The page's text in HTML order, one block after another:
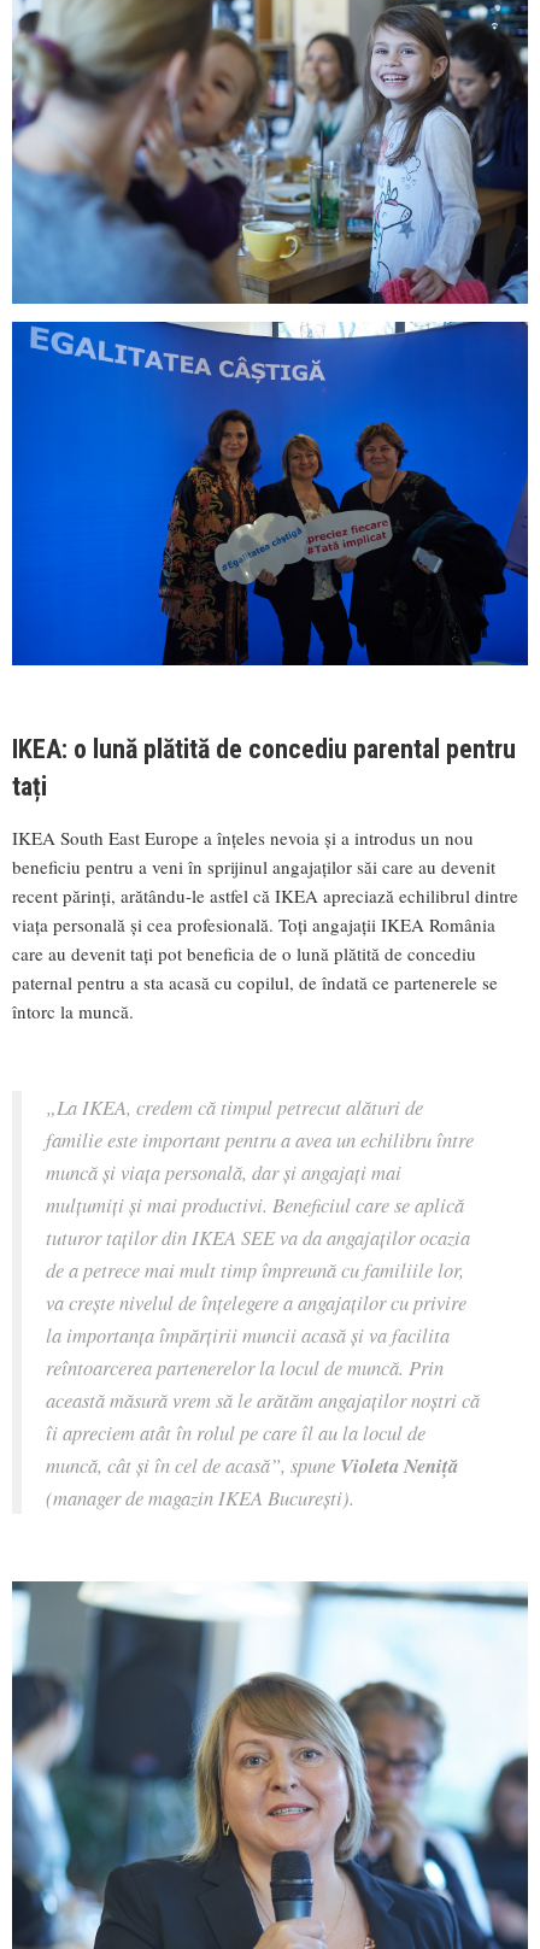
IKEA: o lună plătită de concediu parental pentru
tați
IKEA South East Europe a înțeles nevoia și a introdus un nou
beneficiu pentru a veni în sprijinul angajaților săi care au devenit
recent părinți, arătându-le astfel că IKEA apreciază echilibrul dintre
viața personală și cea profesională. Toți angajații IKEA România
care au devenit tați pot beneficia de o lună plătită de concediu
paternal pentru a sta acasă cu copilul, de îndată ce partenerele se
întorc la muncă.
„La IKEA, credem că timpul petrecut alături de
familie este important pentru a avea un echilibru între
muncă și viața personală, dar și angajați mai
mulțumiți și mai productivi. Beneficiul care se aplică
tuturor taților din IKEA SEE va da angajaților ocazia
de a petrece mai mult timp împreună cu familiile lor,
va crește nivelul de înțelegere a angajaților cu privire
la importanța împărțirii muncii acasă și va facilita
reîntoarcerea partenerelor la locul de muncă. Prin
această măsură vrem să le arătăm angajaților noștri că
îi apreciem atât în rolul pe care îl au la locul de
muncă, cât și în cel de acasă”, spune Violeta Neniță
(manager de magazin IKEA București).